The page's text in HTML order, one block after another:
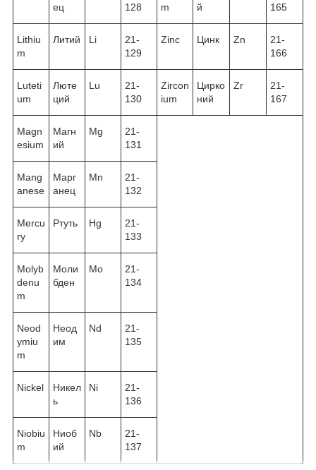
ец
128
m
й
165
Lithiu
m
Литий Li
21-
129
Zinc Цинк Zn
21-
166
Luteti
um
Люте
ций
Lu
21-
130
Zircon
ium
Цирко
ний
Zr
21-
167
Magn
esium
Магн
ий
Mg
21-
131
Mang
anese
Марг
анец
Mn
21-
132
Mercu
ry
Ртуть Hg
21-
133
Molyb
denu
m
Моли
бден
Mo
21-
134
Neod
ymiu
m
Неод
им
Nd
21-
135
Nickel
Никел
ь
Ni
21-
136
Niobiu
m
Ниоб
ий
Nb
21-
137